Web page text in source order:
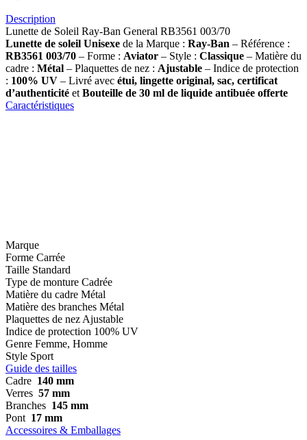
Description
Lunette de Soleil Ray-Ban General RB3561 003/70
Lunette de soleil Unisexe de la Marque : Ray-Ban – Référence :
RB3561 003/70 – Forme : Aviator – Style : Classique – Matière du
cadre : Métal – Plaquettes de nez : Ajustable – Indice de protection
: 100% UV – Livré avec étui, lingette original, sac, certificat
d’authenticité et Bouteille de 30 ml de liquide antibuée offerte
Caractéristiques
Marque
Forme Carrée
Taille Standard
Type de monture Cadrée
Matière du cadre Métal
Matière des branches Métal
Plaquettes de nez Ajustable
Indice de protection 100% UV
Genre Femme, Homme
Style Sport
Guide des tailles
Cadre 140 mm
Verres 57 mm
Branches 145 mm
Pont 17 mm
Accessoires & Emballages